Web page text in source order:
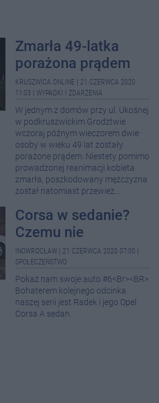
Zmarła 49-latka
porażona prądem
KRUSZWICA.ONLINE
21 CZERWCA 2020
11:03
WYPADKI I ZDARZENIA
W jednym z domów przy ul. Ukośnej
w podkruszwickim Grodztwie
wczoraj późnym wieczorem dwie
osoby w wieku 49 lat zostały
porażone prądem. Niestety pomimo
prowadzonej reanimacji kobieta
zmarła, poszkodowany mężczyzna
został natomiast przewiez...
Corsa w sedanie?
Czemu nie
INOWROCŁAW 21 CZERWCA 2020 07:00
SPOŁECZEŃSTWO
Pokaż nam swoje auto #6<Br><BR>
Bohaterem kolejnego odcinka
naszej serii jest Radek i jego Opel
Corsa A sedan.